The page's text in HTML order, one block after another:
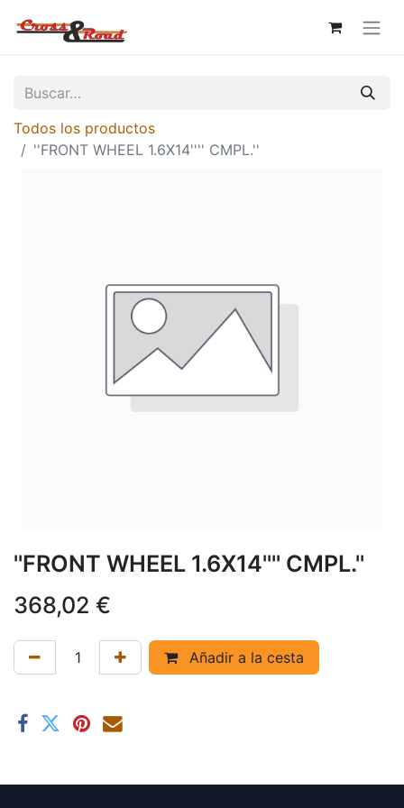
Todos los productos
''FRONT WHEEL 1.6X14'''' CMPL.''
''FRONT WHEEL 1.6X14'''' CMPL.''
368,02 €
Añadir a la cesta